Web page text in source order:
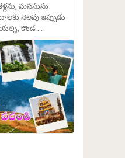
మనసును
నెలవు ఇప్పుడు
కొండ ...